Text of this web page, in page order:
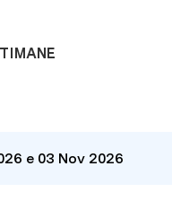
e 03 Nov 2026